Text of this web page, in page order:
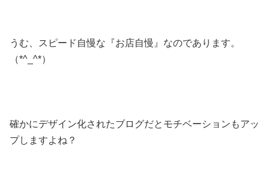
うむ、スピード自慢な『お店自慢』なのであります。
（*^_^*）
確かにデザイン化されたブログだとモチベーションもアッ
プしますよね？